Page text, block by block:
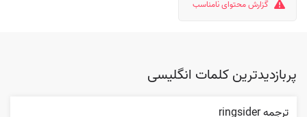
گزارش محتوای نامناسب
پربازدیدترین کلمات انگلیسی
ترجمه ringsider